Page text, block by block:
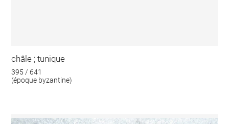
châle ; tunique
395 / 641
(époque byzantine)